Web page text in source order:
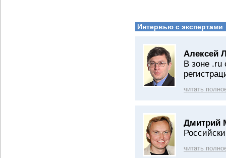
Интервью с экспертами
Алексей
В зоне .ru
читать
Дмитрий
читать